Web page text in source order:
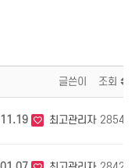
글쓴이 조회
최고관리자 2854